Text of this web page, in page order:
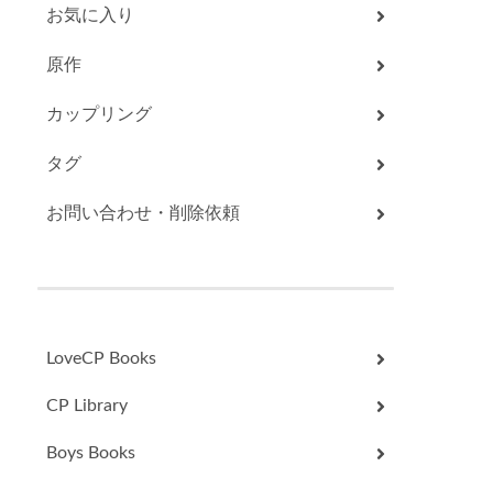
お気に入り
原作
カップリング
タグ
お問い合わせ・削除依頼
LoveCP Books
CP Library
Boys Books